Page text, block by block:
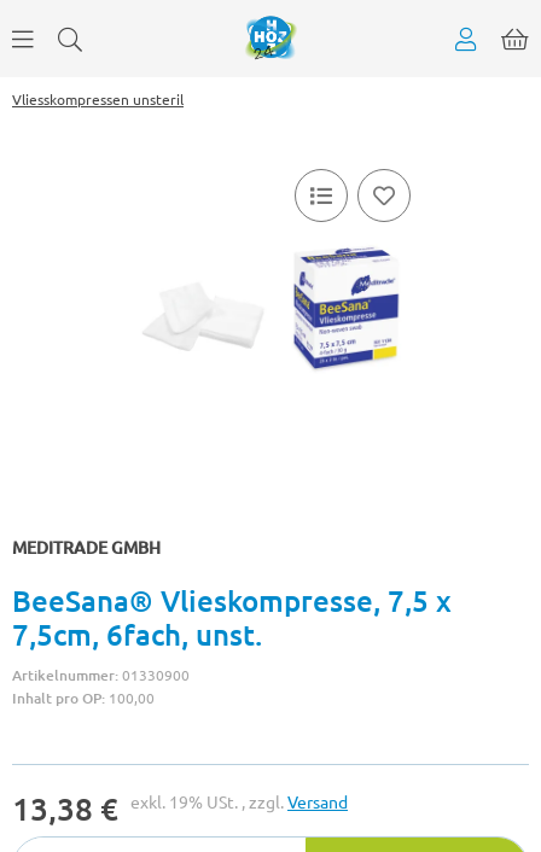
Vliesskompressen unsteril
MEDITRADE GMBH
BeeSana® Vlieskompresse, 7,5 x
7,5cm, 6fach, unst.
Artikelnummer:01330900
Inhalt pro OP: 100,00
13,38 € exkl. 19% USt. , zzgl.Versand